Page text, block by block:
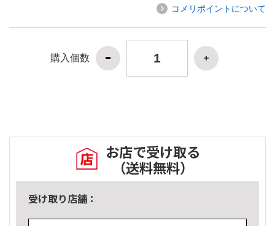
コメリポイントについて
購入個数
お店で受け取る
（送料無料）
受け取り店舗：